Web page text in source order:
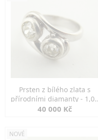
Prsten z bílého zlata s
přírodními diamanty - 1,00
ct
40 000 Kč
NOVÉ